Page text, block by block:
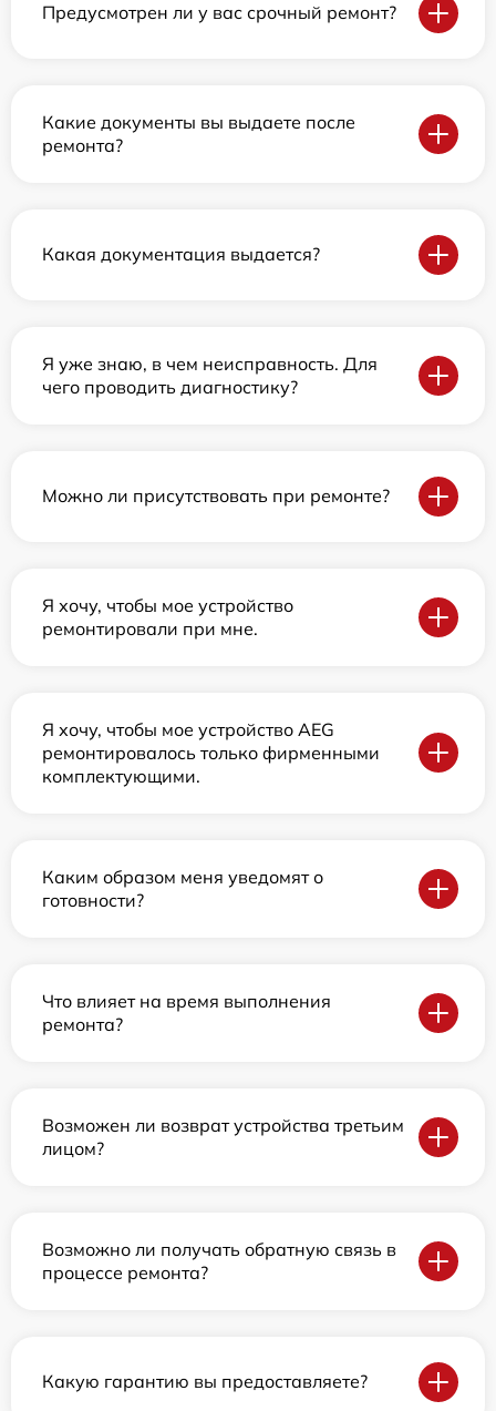
Предусмотрен ли у вас срочный ремонт?
Какие документы вы выдаете после
ремонта?
Какая документация выдается?
Я уже знаю, в чем неисправность. Для
чего проводить диагностику?
Можно ли присутствовать при ремонте?
Я хочу, чтобы мое устройство
ремонтировали при мне.
Я хочу, чтобы мое устройство AEG
ремонтировалось только фирменными
комплектующими.
Каким образом меня уведомят о
готовности?
Что влияет на время выполнения
ремонта?
Возможен ли возврат устройства третьим
лицом?
Возможно ли получать обратную связь в
процессе ремонта?
Какую гарантию вы предоставляете?